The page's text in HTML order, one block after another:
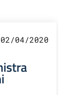
02/04/2020